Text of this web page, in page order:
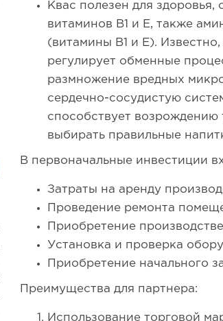
Квас полезен для здоровья,
витаминов В1 и Е, также
(витамины В1 и Е).
регулирует обменные
размножение вредных
сердечно-сосудистую
способствует
выбирать правильные
В первоначальные инвестиции
Затраты на аренду
Проведение ремонта
Приобретение
Установка и проверка
Приобретение начального
Преимущества для партнера:
Использование торговой